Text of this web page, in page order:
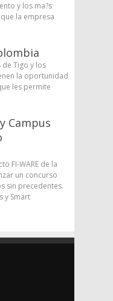
y los ma?s
la empresa
Tigo y los
la oportunidad
les permite
Campus
FI-WARE de la
un concurso
sin precedentes.
y Smart